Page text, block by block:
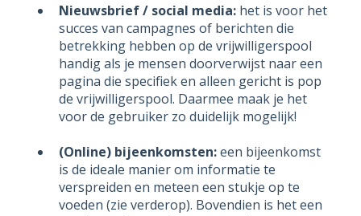
Nieuwsbrief / social media: het is voor het
succes van campagnes of berichten die
betrekking hebben op de vrijwilligerspool
handig als je mensen doorverwijst naar een
pagina die specifiek en alleen gericht is pop
de vrijwilligerspool. Daarmee maak je het
voor de gebruiker zo duidelijk mogelijk!
(Online) bijeenkomsten:een bijeenkomst
is de ideale manier om informatie te
verspreiden en meteen een stukje op te
voeden (zie verderop). Bovendien is het een